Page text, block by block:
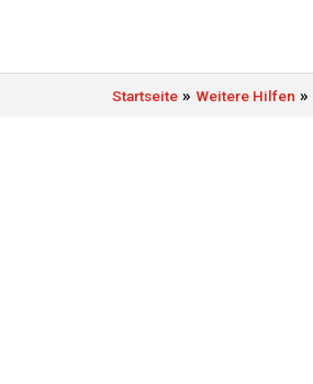
Startseite » Weitere Hilfen »